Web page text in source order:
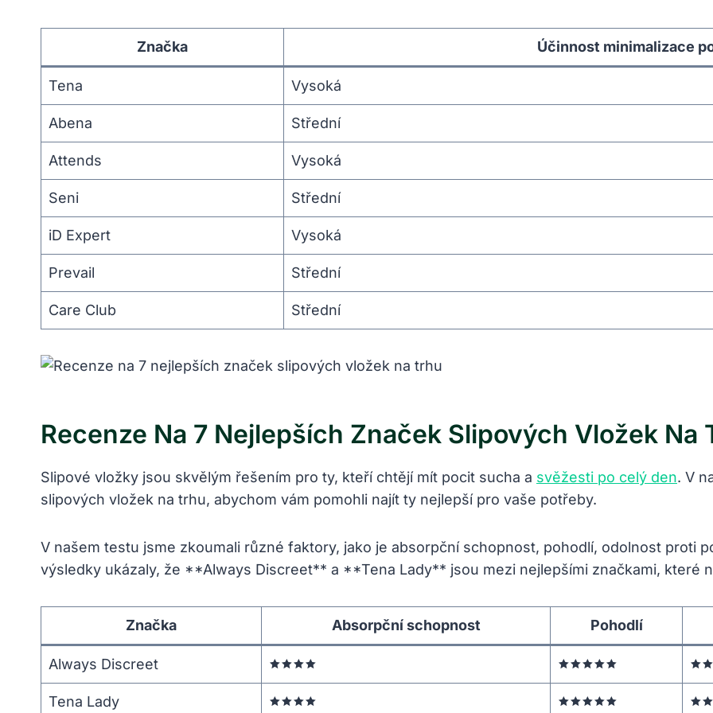
Značka Účinnost minimalizace
Tena Vysoká
Abena Střední
Attends Vysoká
Seni Střední
iD Expert Vysoká
Prevail Střední
Care Club Střední
Recenze Na 7 Nejlepších Značek Slipových Vložek Na
Slipové vložky jsou skvělým řešením pro ty, kteří chtějí mít pocit sucha a svěžesti po celý den. V
slipových vložek na trhu, abychom vám pomohli najít ty nejlepší pro vaše potřeby.
V našem testu jsme zkoumali různé faktory, jako je absorpční schopnost, pohodlí, odolnost proti
výsledky ukázaly, že **Always Discreet** a **Tena Lady** jsou mezi nejlepšími značkami, které
Značka Absorpční schopnost Pohodlí
Always Discreet 🟊🟊🟊🟊 🟊🟊🟊🟊🟊
Tena Lady 🟊🟊🟊🟊 🟊🟊🟊🟊🟊